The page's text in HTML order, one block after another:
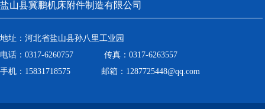
盐山县冀鹏机床附件制造有限公司
地址：河北省盐山县孙八里工业园
电话：0317-6260757 传真：0317-6263557
手机：15831718575 邮箱：1287725448@qq.com